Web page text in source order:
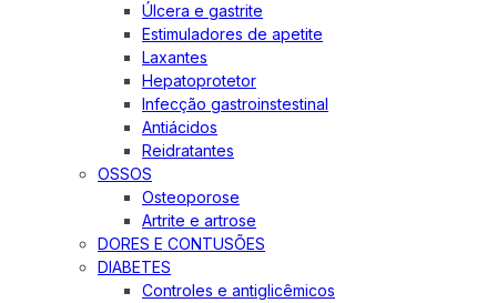
Úlcera e gastrite
Estimuladores de apetite
Laxantes
Hepatoprotetor
Infecção gastroinstestinal
Antiácidos
Reidratantes
OSSOS
Osteoporose
Artrite e artrose
DORES E CONTUSÕES
DIABETES
Controles e antiglicêmicos